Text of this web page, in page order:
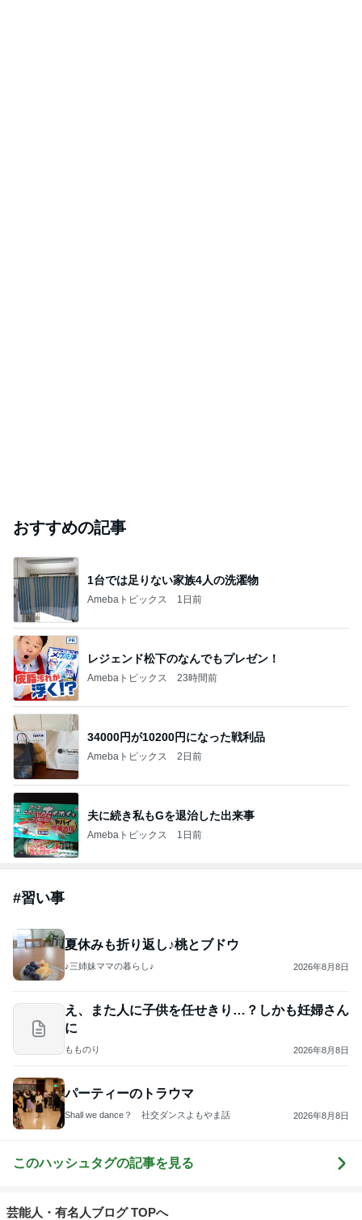
おすすめの記事
1台では足りない家族4人の洗濯物
Amebaトピックス 1日前
レジェンド松下のなんでもプレゼン！
Amebaトピックス 23時間前
34000円が10200円になった戦利品
Amebaトピックス 2日前
夫に続き私もGを退治した出来事
Amebaトピックス 1日前
#習い事
夏休みも折り返し♪桃とブドウ
♪三姉妹ママの暮らし♪ 2026年8月8日
え、また人に子供を任せきり…？しかも妊婦さん
に
もものり 2026年8月8日
パーティーのトラウマ
Shall we dance？ 社交ダンスよもやま話 2026年8月8日
このハッシュタグの記事を見る
芸能人・有名人ブログ TOPへ